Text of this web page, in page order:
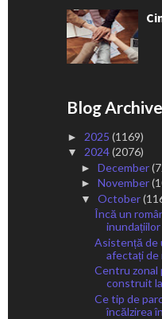
Blog Archive
► 2025 (1169)
▼ 2024(2076)
► December
► November
▼ October
Încă un
inundațiilor
Asistență de
afectați de
Centru zonal
construit
Ce tip de
încălzirea